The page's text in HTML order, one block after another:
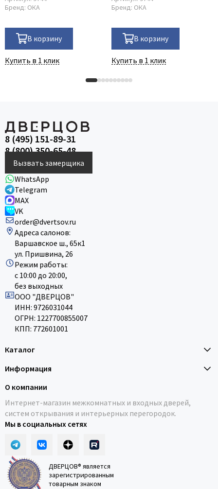
Бренд: ОКА
В корзину
Купить в 1 клик
Бренд: ОКА
В корзину
Купить в 1 клик
8 (495) 151-89-31
8 (800) 350-65-48
Вызвать замерщика
WhatsApp
Telegram
MAX
VK
order@dvertsov.ru
Адреса салонов:
Варшавское ш., 65к1
ул. Пришвина, 26
Режим работы:
с 10:00 до 20:00,
без выходных
ООО "ДВЕРЦОВ"
ИНН: 9726031044
ОГРН: 1227700855007
КПП: 772601001
Каталог
Информация
О компании
Интернет-магазин межкомнатных и входных дверей,
систем открывания и интерьерных перегородок.
Мы в социальных сетях
ДВЕРЦОВ® является
зарегистрированным
товарным знаком